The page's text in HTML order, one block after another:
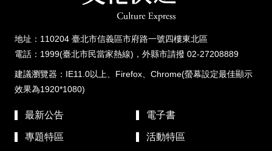
地址：110204 臺北市信義區市府路一號四樓東北區
電話：1999(臺北市民當家熱線)，外縣市請撥 02-27208889
建議瀏覽器：IE11.0以上、Firefox、Chrome(螢幕設定最佳顯示
效果為1920*1080)
最新公告 電子書
專題特區 活動特區